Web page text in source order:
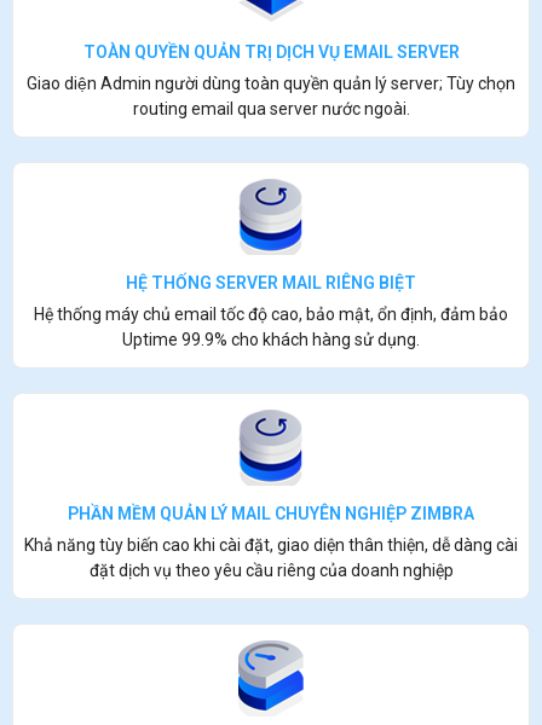
TOÀN QUYỀN QUẢN TRỊ DỊCH VỤ EMAIL SERVER
Giao diện Admin người dùng toàn quyền quản lý server; Tùy chọn
routing email qua server nước ngoài.
HỆ THỐNG SERVER MAIL RIÊNG BIỆT
Hệ thống máy chủ email tốc độ cao, bảo mật, ổn định, đảm bảo
Uptime 99.9% cho khách hàng sử dụng.
PHẦN MỀM QUẢN LÝ MAIL CHUYÊN NGHIỆP ZIMBRA
Khả năng tùy biến cao khi cài đặt, giao diện thân thiện, dễ dàng cài
đặt dịch vụ theo yêu cầu riêng của doanh nghiệp